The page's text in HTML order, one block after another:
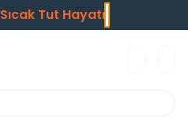
Sıcak Tut Hayatı